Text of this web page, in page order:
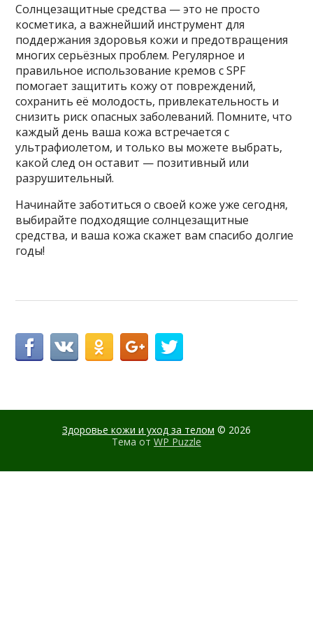
Солнцезащитные средства — это не просто
косметика, а важнейший инструмент для
поддержания здоровья кожи и предотвращения
многих серьёзных проблем. Регулярное и
правильное использование кремов с SPF
помогает защитить кожу от повреждений,
сохранить её молодость, привлекательность и
снизить риск опасных заболеваний. Помните, что
каждый день ваша кожа встречается с
ультрафиолетом, и только вы можете выбрать,
какой след он оставит — позитивный или
разрушительный.
Начинайте заботиться о своей коже уже сегодня,
выбирайте подходящие солнцезащитные
средства, и ваша кожа скажет вам спасибо долгие
годы!
Здоровье кожи и уход за телом © 2026
Тема от WP Puzzle